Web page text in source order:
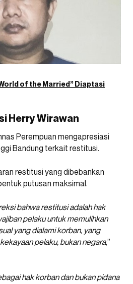
of the Married” Diaptasi
Herry Wirawan
Perempuan mengapresiasi
Bandung terkait restitusi.
restitusi yang dibebankan
putusan maksimal.
bahwa restitusi adalah hak
pelaku untuk memulihkan
yang dialami korban, yang
pelaku, bukan negara,”
hak korban dan bukan pidana